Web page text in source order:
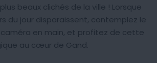
beaux clichés de la ville ! Lorsque
du jour disparaissent, contemplez le
caméra en main, et profitez de cette
au cœur de Gand.